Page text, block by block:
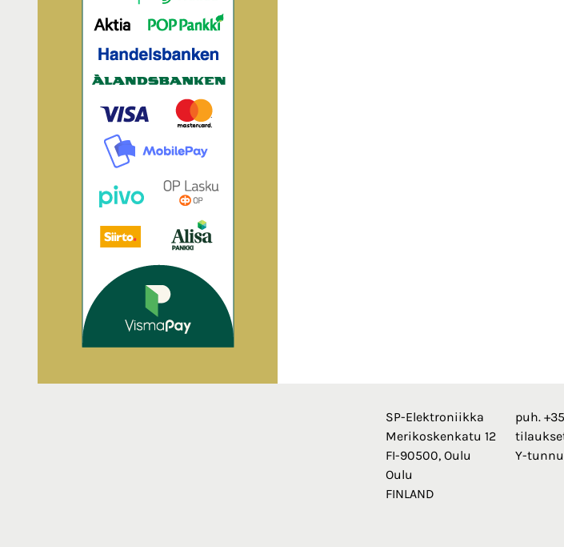
SP-Elektroniikka
Merikoskenkatu 12
FI-90500, Oulu
Oulu
FINLAND
puh.
Y-